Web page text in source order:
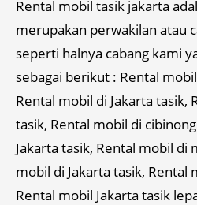
Rental mobil tasik jakarta
merupakan perwakilan atau
seperti halnya cabang kami
sebagai berikut : Rental
Rental mobil di Jakarta tasik,
tasik, Rental mobil di
Jakarta tasik, Rental mobil di
mobil di Jakarta tasik, Rental
Rental mobil Jakarta tasik